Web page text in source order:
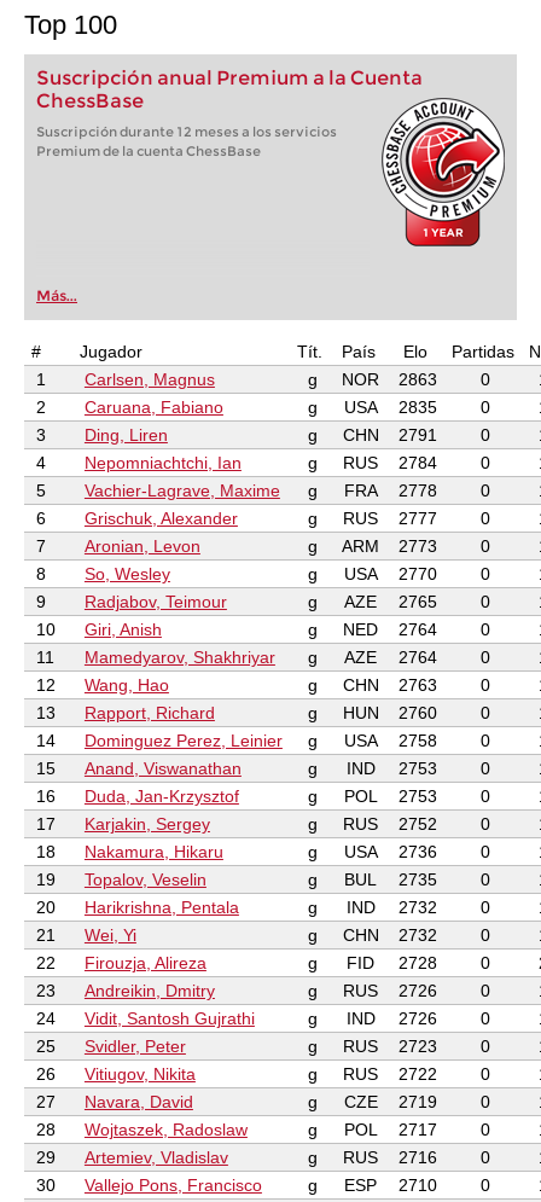
Top 100
Suscripción anual Premium a la Cuenta
ChessBase
Suscripción durante 12 meses a los servicios
Premium de la cuenta ChessBase
Más...
# Jugador Tít. País Elo Partidas
1
Carlsen, Magnus g NOR 2863 0
2
Caruana, Fabiano g USA 2835 0
3
Ding, Liren g CHN 2791 0
4
Nepomniachtchi, Ian g RUS 2784 0
5
Vachier-Lagrave, Maxime g FRA 2778 0
6
Grischuk, Alexander g RUS 2777 0
7
Aronian, Levon g ARM 2773 0
8
So, Wesley g USA 2770 0
9
Radjabov, Teimour g AZE 2765 0
10
Giri, Anish g NED 2764 0
11
Mamedyarov, Shakhriyar g AZE 2764 0
12
Wang, Hao g CHN 2763 0
13
Rapport, Richard g HUN 2760 0
14
Dominguez Perez, Leinier g USA 2758 0
15
Anand, Viswanathan g IND 2753 0
16
Duda, Jan-Krzysztof g POL 2753 0
17
Karjakin, Sergey g RUS 2752 0
18
Nakamura, Hikaru g USA 2736 0
19
Topalov, Veselin g BUL 2735 0
20
Harikrishna, Pentala g IND 2732 0
21
Wei, Yi g CHN 2732 0
22
Firouzja, Alireza g FID 2728 0
23
Andreikin, Dmitry g RUS 2726 0
24
Vidit, Santosh Gujrathi g IND 2726 0
25
Svidler, Peter g RUS 2723 0
26
Vitiugov, Nikita g RUS 2722 0
27
Navara, David g CZE 2719 0
28
Wojtaszek, Radoslaw g POL 2717 0
29
Artemiev, Vladislav g RUS 2716 0
30
Vallejo Pons, Francisco g ESP 2710 0